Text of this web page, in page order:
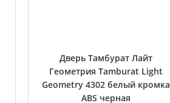
Дверь Тамбурат Лайт
Геометрия Tamburat Light
Geometry 4302 белый кромка
ABS черная